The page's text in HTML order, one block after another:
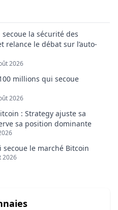
la sécurité des
relance le débat sur l’auto-
2026
millions qui secoue
2026
: Strategy ajuste sa
sa position dominante
le marché Bitcoin
2026